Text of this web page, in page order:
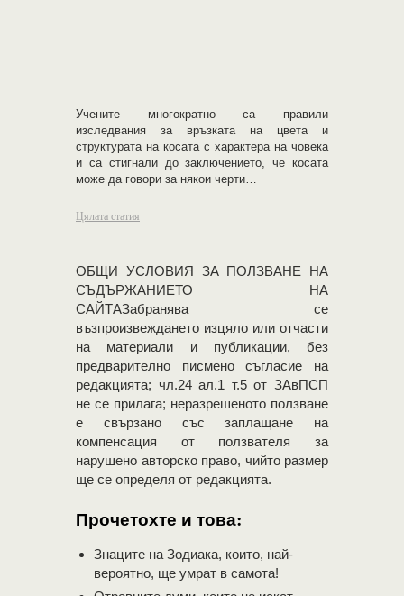
Учените многократно са правили
изследвания за връзката на цвета и
структурата на косата с характера на човека
и са стигнали до заключението, че косата
може да говори за някои черти…
Цялата статия
OБЩИ УСЛОВИЯ ЗА ПОЛЗВАНЕ НА
СЪДЪРЖАНИЕТО НА
САЙТАЗабранява се
възпроизвеждането изцяло или отчасти
на материали и публикации, без
предварително писмено съгласие на
редакцията; чл.24 ал.1 т.5 от ЗАвПСП
не се прилага; неразрешеното ползване
е свързано със заплащане на
компенсация от ползвателя за
нарушено авторско право, чийто размер
ще се определя от редакцията.
Прочетохте и това:
Знаците на Зодиака, които, най-
вероятно, ще умрат в самота!